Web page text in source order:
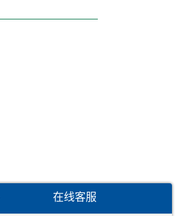
在线客服